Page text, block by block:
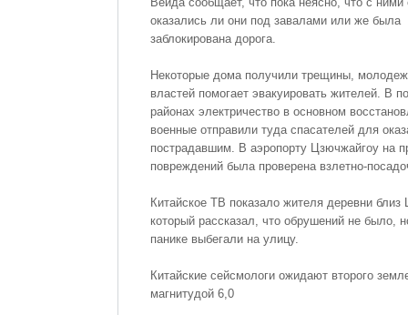
оказались ли они под завалами или же была
заблокирована дорога.
Некоторые дома получили трещины,
властей помогает эвакуировать жителей. В
районах электричество в основном
военные отправили туда спасателей для
пострадавшим. В аэропорту Цзючжайгоу на
повреждений была проверена взлетно-
Китайское ТВ показало жителя деревни близ
который рассказал, что обрушений не было,
панике выбегали на улицу.
Китайские сейсмологи ожидают второго
магнитудой 6,0